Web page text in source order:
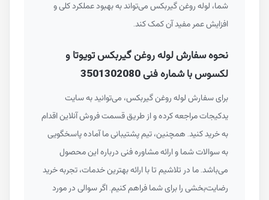
شما، لوله روغن گیربکس می‌تواند به بهبود عملکرد کلی و
افزایش عمر مفید آن کمک کند.
نحوه سفارش لوله روغن گیربکس تویوتا و
لکسوس با شماره فنی 3501302080
برای سفارش لوله روغن گیربکس، می‌توانید به سایت
یدکیجات مراجعه کرده و از طریق قسمت فروش آنلاین اقدام
به خرید کنید. همچنین، تیم پشتیبانی ما آماده پاسخگویی
به سوالات شما و ارائه مشاوره فنی درباره این محصول
می‌باشد. ما در تلاشیم تا با ارائه بهترین خدمات، تجربه خرید
رضایت‌بخشی را برای شما فراهم کنیم. اگر سوالی در مورد